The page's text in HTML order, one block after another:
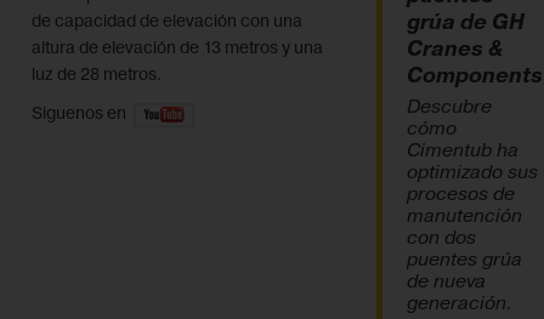
de capacidad de elevación con una
altura de elevación de 13 metros y una
luz de 28 metros.
Siguenos en
grúa de GH
Cranes &
Components
Descubre
cómo
Cimentub ha
optimizado sus
procesos de
manutención
con dos
puentes grúa
de nueva
generación.